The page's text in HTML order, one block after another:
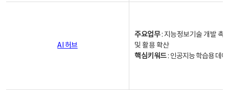
AI 허브
주요업무: 지능정보기술 개발 촉
및 활용 확산
핵심키워드: 인공지능 학습용 데